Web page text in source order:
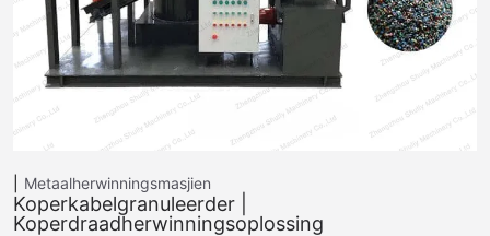
Metaalherwinningsmasjien
Koperkabelgranuleerder |
Koperdraadherwinningsoplossing